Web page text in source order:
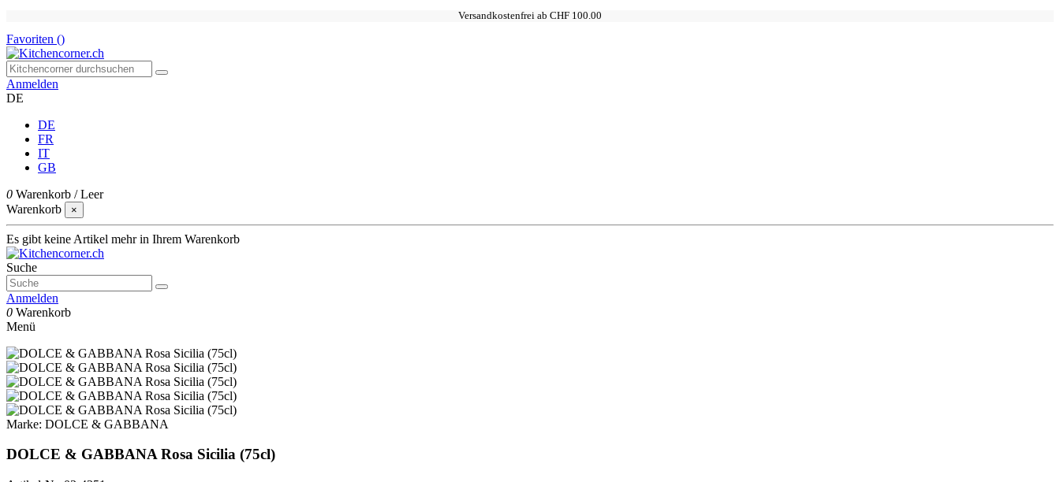
Versandkostenfrei ab CHF 100.00
Favoriten ()
Anmelden
DE
DE
FR
IT
GB
0 Warenkorb /Leer
Warenkorb
×
Es gibt keine Artikel mehr in Ihrem Warenkorb
Suche
Anmelden
0 Warenkorb
Menü
Marke: DOLCE & GABBANA
DOLCE & GABBANA Rosa Sicilia (75cl)